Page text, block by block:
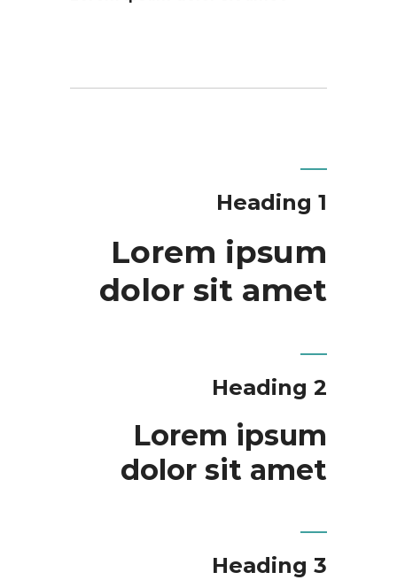
Heading 1
Lorem ipsum
dolor sit amet
Heading 2
Lorem ipsum
dolor sit amet
Heading 3